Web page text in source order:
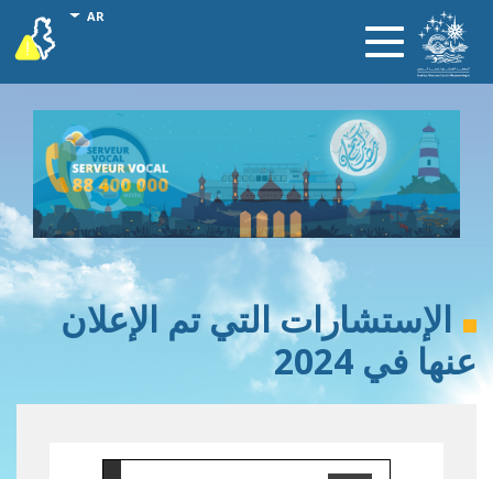
تجاوز
المحتوى
Toggle
navigation
AR
actions
vigilance
الإستشارات التي تم الإعلان
عنها في 2024